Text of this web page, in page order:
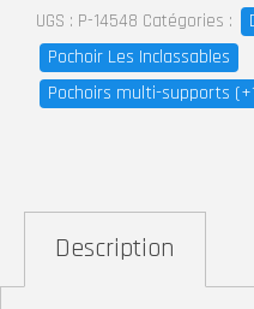
UGS : P-14548 Catégories :
Pochoir Les Inclassables
Pochoirs multi-supports
Description